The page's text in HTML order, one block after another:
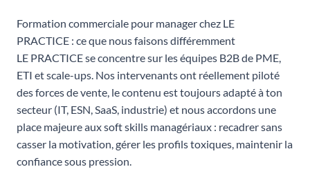
Formation commerciale pour manager chez LE
PRACTICE : ce que nous faisons différemment
LE PRACTICE se concentre sur les équipes B2B de PME,
ETI et scale-ups. Nos intervenants ont réellement piloté
des forces de vente, le contenu est toujours adapté à ton
secteur (IT, ESN, SaaS, industrie) et nous accordons une
place majeure aux soft skills managériaux : recadrer sans
casser la motivation, gérer les profils toxiques, maintenir la
confiance sous pression.